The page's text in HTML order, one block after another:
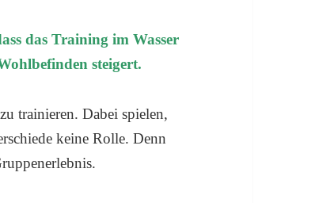
das Training im Wasser
steigert.
trainieren. Dabei spielen,
keine Rolle. Denn